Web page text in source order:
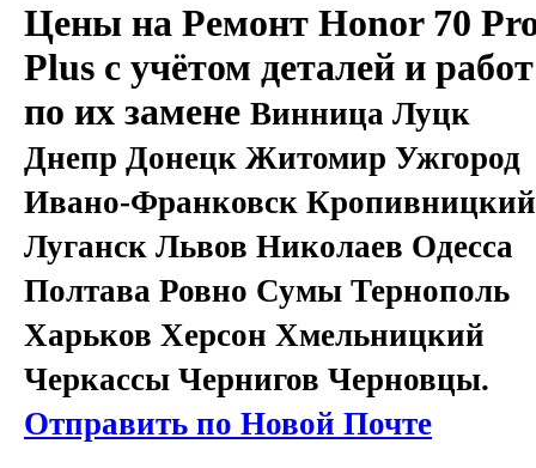
Цены на Ремонт Honor 70
Plus с учётом деталей и работ
по их замене Винница Луцк
Днепр Донецк Житомир Ужгород
Ивано-Франковск Кропивницкий
Луганск Львов Николаев Одесса
Полтава Ровно Сумы Тернополь
Харьков Херсон Хмельницкий
Черкассы Чернигов Черновцы.
Отправить по Новой Почте